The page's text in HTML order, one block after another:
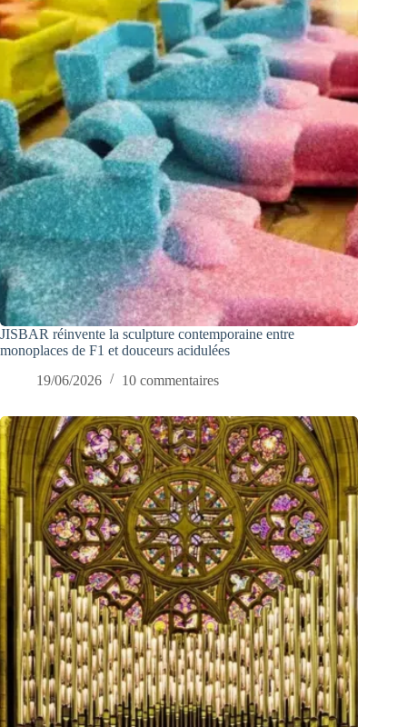
JISBAR réinvente la sculpture contemporaine entre
monoplaces de F1 et douceurs acidulées
19/06/2026
10 commentaires